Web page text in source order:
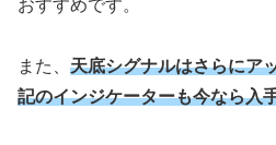
おすすめです。
また、 天底シグナルはさらにア
記のインジケーターも今なら入